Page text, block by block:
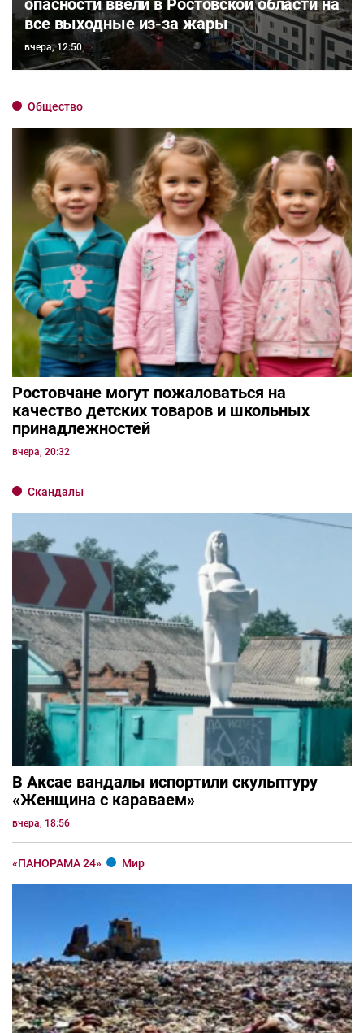
опасности ввели в Ростовской области на
все выходные из-за жары
вчера, 12:50
Общество
Ростовчане могут пожаловаться на
качество детских товаров и школьных
принадлежностей
вчера, 20:32
Скандалы
В Аксае вандалы испортили скульптуру
«Женщина с караваем»
вчера, 18:56
«ПАНОРАМА 24» Мир